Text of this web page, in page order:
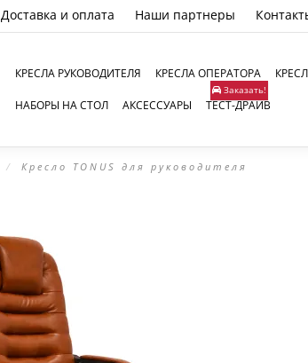
Доставка и оплата Наши партнеры
КРЕСЛА РУКОВОДИТЕЛЯ КРЕСЛА ОПЕРАТОРА
НАБОРЫ НА СТОЛ АКСЕССУАРЫ ТЕСТ-ДРАЙВ
Заказать!
Кресло TONUS для руководителя